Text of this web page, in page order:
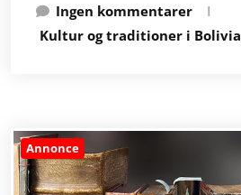
Ingen kommentarer
I
Kultur og traditioner i Bolivia
Annonce